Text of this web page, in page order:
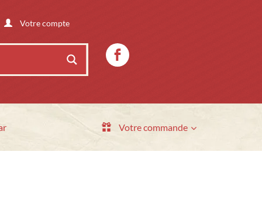
Votre compte
Votre commande